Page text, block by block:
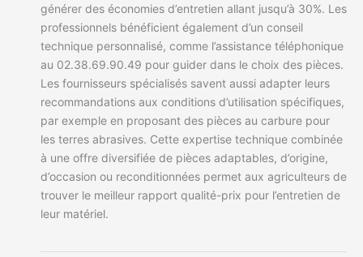
générer des économies d’entretien allant jusqu’à 30%. Les
professionnels bénéficient également d’un conseil
technique personnalisé, comme l’assistance téléphonique
au 02.38.69.90.49 pour guider dans le choix des pièces.
Les fournisseurs spécialisés savent aussi adapter leurs
recommandations aux conditions d’utilisation spécifiques,
par exemple en proposant des pièces au carbure pour
les terres abrasives. Cette expertise technique combinée
à une offre diversifiée de pièces adaptables, d’origine,
d’occasion ou reconditionnées permet aux agriculteurs de
trouver le meilleur rapport qualité-prix pour l’entretien de
leur matériel.